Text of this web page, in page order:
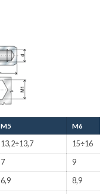
M5 M6
13,2÷13,7 15÷16
7 9
6,9 8,9